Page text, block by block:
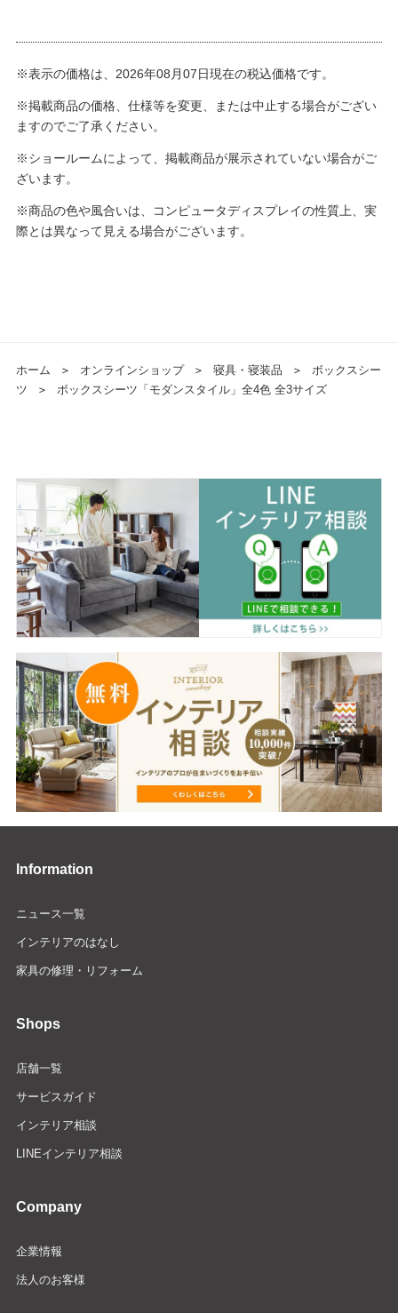
※表示の価格は、2026年08月07日現在の税込価格です。
※掲載商品の価格、仕様等を変更、または中止する場合がござい
ますのでご了承ください。
※ショールームによって、掲載商品が展示されていない場合がご
ざいます。
※商品の色や風合いは、コンピュータディスプレイの性質上、実
際とは異なって見える場合がございます。
ホーム ＞ オンラインショップ ＞ 寝具・寝装品 ＞
ボックスシー
ツ
＞ ボックスシーツ「モダンスタイル」全4色 全3サイズ
Information
ニュース一覧
インテリアのはなし
家具の修理・リフォーム
Shops
店舗一覧
サービスガイド
インテリア相談
LINEインテリア相談
Company
企業情報
法人のお客様